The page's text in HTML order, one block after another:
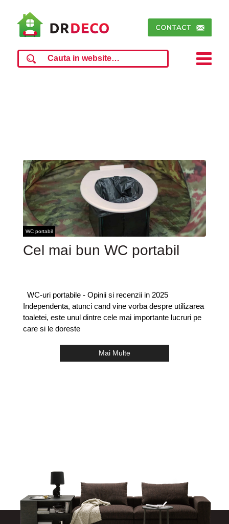
WC portabil
Cel mai bun WC portabil
WC-uri portabile - Opinii si recenzii in 2025
Independenta, atunci cand vine vorba despre utilizarea
toaletei, este unul dintre cele mai importante lucruri pe
care si le doreste
Mai Multe